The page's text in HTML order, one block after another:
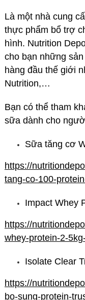
Là một nhà cung
thực phẩm bổ trợ
hình. Nutrition
cho bạn những
hàng đầu thế giới
Nutrition,…
Bạn có thể tham
sữa dành cho
Sữa tăng cơ
https://
tang-co-100-
Impact Whey
https://
whey-protein-2-
Isolate Clear
https://
bo-sung-protein-